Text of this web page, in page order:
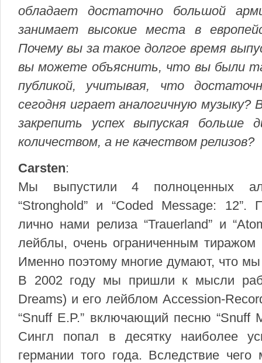
обладает достаточно большой
занимает высокие места в
Почему вы за такое долгое время
вы можете объяснить, что вы были
публикой, учитывая, что
сегодня играет аналогичную
закрепить успех выпуская больше
количеством, а не качеством релизов?
Carsten:
Мы выпустили 4 полноценных
“Stronghold” и “Coded Message:
лично нами релиза “Trauerland” и
лейблы, очень ограниченным
Именно поэтому многие думают, что
В 2002 году мы пришли к мысли
Dreams) и его лейблом Accession-
“Snuff E.P.” включающий песню “Snuff
Сингл попал в десятку наиболее
германии того года. Вследствие